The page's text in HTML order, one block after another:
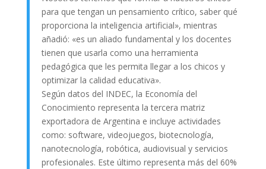
para que tengan un pensamiento crítico, saber qué
proporciona la inteligencia artificial», mientras
añadió: «es un aliado fundamental y los docentes
tienen que usarla como una herramienta
pedagógica que les permita llegar a los chicos y
optimizar la calidad educativa».
Según datos del INDEC, la Economía del
Conocimiento representa la tercera matriz
exportadora de Argentina e incluye actividades
como: software, videojuegos, biotecnología,
nanotecnología, robótica, audiovisual y servicios
profesionales. Este último representa más del 60%